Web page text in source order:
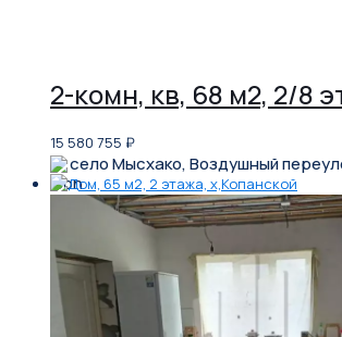
2-комн, кв, 68 м2, 2/8
15 580 755 ₽
село Мысхако, Воздушный